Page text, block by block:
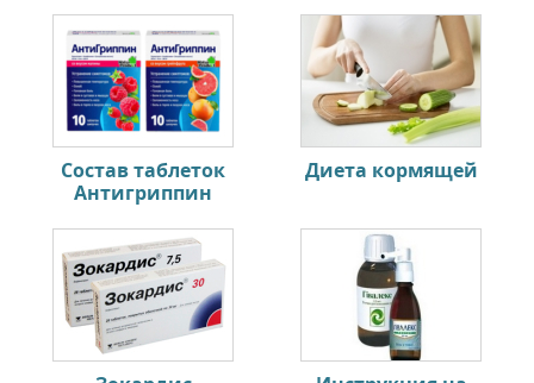
Состав таблеток
Антигриппин
Диета кормящей